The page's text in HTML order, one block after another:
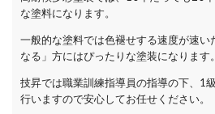
な塗料になります。
一般的な塗料では色褪せする速度が速い
なる」方にはぴったりな塗装になります。
技昇では職業訓練指導員の指導の下、1
行いますので安心してお任せください。